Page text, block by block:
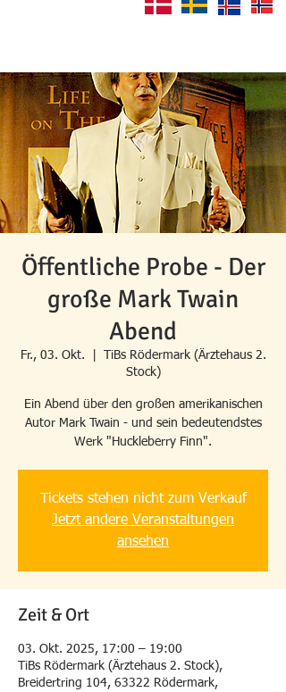
Öffentliche Probe - Der
große Mark Twain
Abend
Fr., 03. Okt.
TiBs Rödermark (Ärztehaus 2.
Stock)
Ein Abend über den großen amerikanischen
Autor Mark Twain - und sein bedeutendstes
Werk "Huckleberry Finn".
Tickets stehen nicht zum Verkauf
Jetzt andere Veranstaltungen
ansehen
Zeit & Ort
03. Okt. 2025, 17:00 – 19:00
TiBs Rödermark (Ärztehaus 2. Stock),
Breidertring 104, 63322 Rödermark,